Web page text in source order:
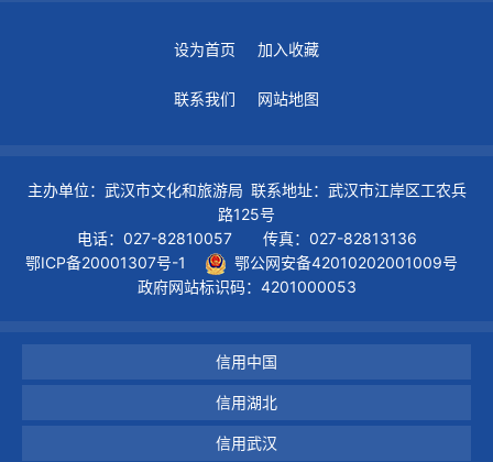
设为首页 加入收藏
联系我们 网站地图
主办单位：武汉市文化和旅游局 联系地址：武汉市江岸区工农兵
路125号
电话：027-82810057 传真：027-82813136
鄂ICP备20001307号-1
鄂公网安备42010202001009号
政府网站标识码：4201000053
信用中国
信用湖北
信用武汉